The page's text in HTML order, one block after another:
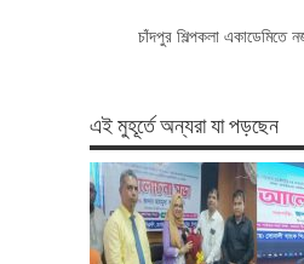
চাঁদপুর শিল্পকলা একাডেমিতে
এই মুহূর্তে অন্যরা যা পড়ছেন